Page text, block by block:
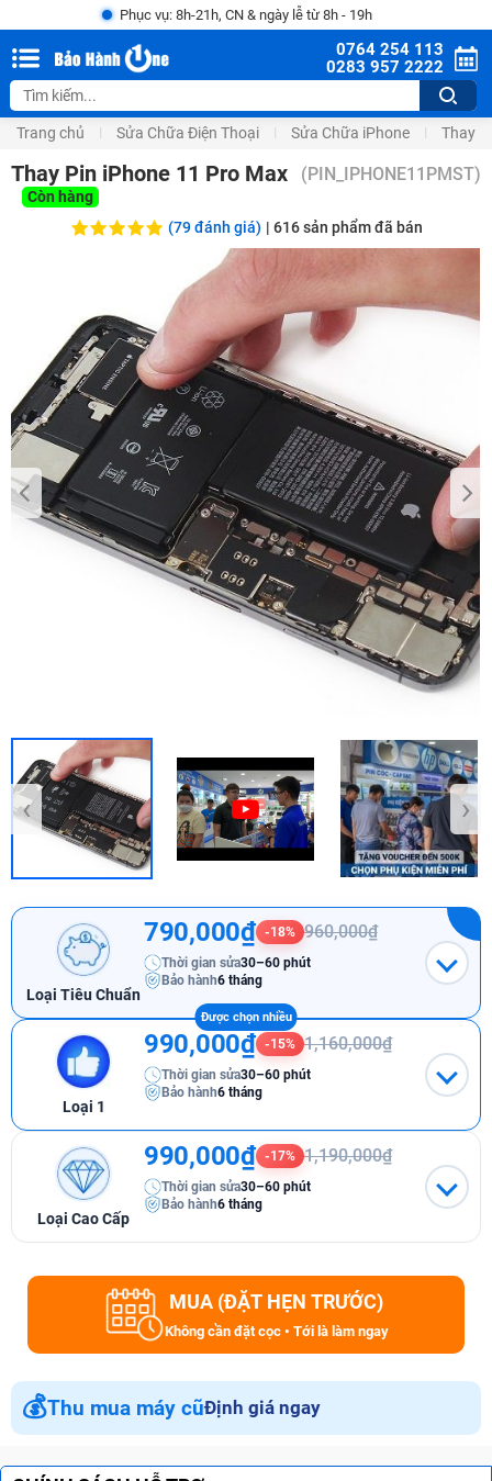
Phục vụ: 8h-21h, CN & ngày lễ từ 8h - 19h
0764 254 113
0283 957 2222
Trang chủ Sửa Chữa Điện Thoại Sửa Chữa iPhone Thay
Thay Pin iPhone 11 Pro Max (PIN_IPHONE11PMST)
Còn hàng
(79 đánh giá) | 616sản phẩm đã bán
‹ ›
Loại Tiêu Chuẩn
790,000₫ -18% 960,000₫
Thời gian sửa30–60 phút
Bảo hành6 tháng
Loại 1
990,000₫ -15% 1,160,000₫
Thời gian sửa30–60 phút
Bảo hành6 tháng
Loại Cao Cấp
990,000₫ -17% 1,190,000₫
Thời gian sửa30–60 phút
Bảo hành6 tháng
MUA (ĐẶT HẸN TRƯỚC)
Không cần đặt cọc • Tới là làm ngay
💰Thu mua máy cũĐịnh giá ngay